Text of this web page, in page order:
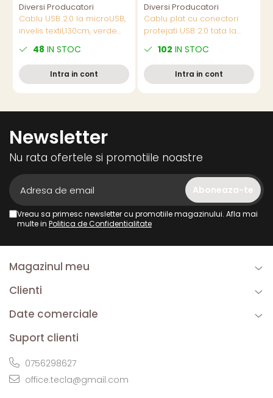
Diversi Producatori
Cablu USB 2.0 la microUSB,
invelis textil,130cm, verde
fluorescent, CTM-G-02
48 IN STOC
Intra in cont
Diversi Producatori
Cablu plat cu conectori
protejati USB 2.0 tata la
metru, albastru cu alb
102 IN STOC
Intra in cont
Newsletter
Nu rata ofertele si promotiile noastre
Vreau sa primesc newsletter cu promotiile magazinului. Afla mai
multe in Politica de Confidentialitate
Magazinul meu
Clienti
Date comerciale
Suport clienti
0756298627
office.tecla@gmail.com